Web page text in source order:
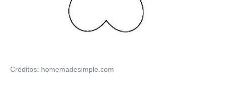
Créditos: homemadesimple.com